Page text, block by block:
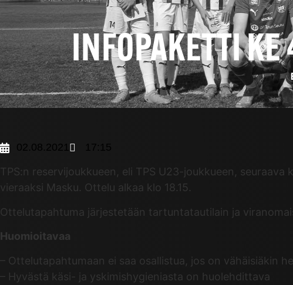
INFOPAKETTI
02.08.2021
TPS:n reservijoukkueen, eli TPS U23-joukkueen,
vieraaksi Masku. Ottelu alkaa klo 18.15.
Ottelutapahtuma järjestetään tartuntatautilain ja
Huomioitavaa
– Ottelutapahtumaan ei saa osallistua, jos on vähäisiäkin
– Hyvästä käsi- ja yskimishygieniasta on huolehdittava